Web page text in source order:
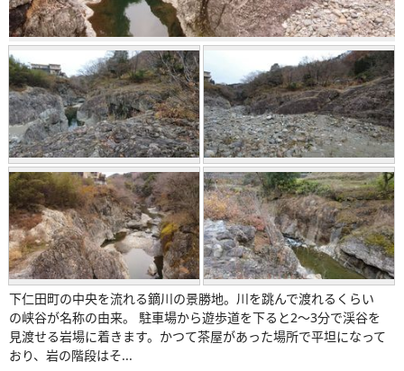
下仁田町の中央を流れる鏑川の景勝地。川を跳んで渡れるくらい
の峡谷が名称の由来。 駐車場から遊歩道を下ると2～3分で渓谷を
見渡せる岩場に着きます。かつて茶屋があった場所で平坦になって
おり、岩の階段はそ...